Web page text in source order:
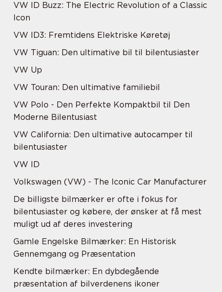
VW ID Buzz: The Electric Revolution of a Classic
Icon
VW ID3: Fremtidens Elektriske Køretøj
VW Tiguan: Den ultimative bil til bilentusiaster
VW Up
VW Touran: Den ultimative familiebil
VW Polo - Den Perfekte Kompaktbil til Den
Moderne Bilentusiast
VW California: Den ultimative autocamper til
bilentusiaster
VW ID
Volkswagen (VW) - The Iconic Car Manufacturer
De billigste bilmærker er ofte i fokus for
bilentusiaster og købere, der ønsker at få mest
muligt ud af deres investering
Gamle Engelske Bilmærker: En Historisk
Gennemgang og Præsentation
Kendte bilmærker: En dybdegående
præsentation af bilverdenens ikoner